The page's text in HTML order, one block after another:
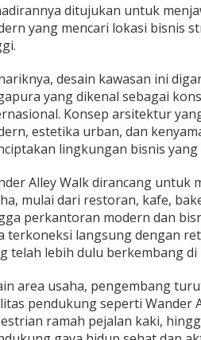
ditujukan untuk
yang mencari lokasi bisnis
desain kawasan ini
yang dikenal sebagai
Konsep arsitektur
estetika urban, dan
lingkungan bisnis
Alley Walk dirancang untuk
mulai dari restoran, kafe,
perkantoran modern dan
terkoneksi langsung dengan
telah lebih dulu berkembang di
area usaha, pengembang
pendukung seperti Wander
ramah pejalan kaki,